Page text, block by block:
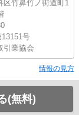
区竹鼻竹ノ街道町1
号
引業協会
情報の見方
(無料)